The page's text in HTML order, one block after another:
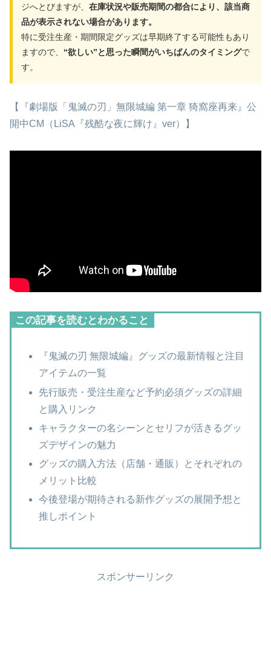
ジへとびますが、 在庫状況や販売期間の都合により、該当商
品が表示されない場合があります。
特に受注生産・期間限定グッズは早期終了する可能性もあり
ますので、 “欲しい”と思った瞬間がいちばんのタイミングで
す。
【『劇場版「鬼滅の刃」無限城編 第一章 猗窩座再来』公
開中CM（LiSA『残酷な夜に輝け』ver）】
この記事を読むとわかること
『鬼滅の刃 無限城編』グッズの最新情報と注目
アイテムの一覧
先行販売・受注生産など予約必須グッズの詳細
と購入リンク
キャラクターの名シーンとセリフが活きるグッ
ズデザインの魅力
グッズの購入方法（店舗・通販）とそれぞれの
メリット比較
今後登場が期待される新作グッズの展開予想と
推しポイント
スポンサーリンク